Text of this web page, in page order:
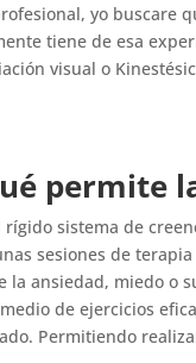
yo buscare
tiene de esa
visual o
permite
sistema de
sesiones de
la ansiedad, miedo o
de ejercicios
Permitiendo